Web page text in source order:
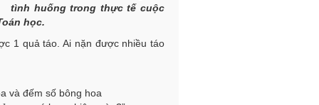
tình huốngtrong thực tế cuộc
oán học.
1 quả táo. Ai nặn được nhiều táo
và đếm số bông hoa